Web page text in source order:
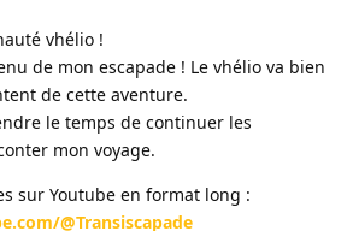
vhélio !
de mon escapade ! Le vhélio va bien
de cette aventure.
le temps de continuer les
mon voyage.
sur Youtube en format long :
@Transiscapade